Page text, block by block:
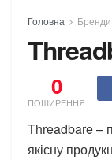
Головна Бренди
0
ПОШИРЕННЯ
Threadbare –
якісну